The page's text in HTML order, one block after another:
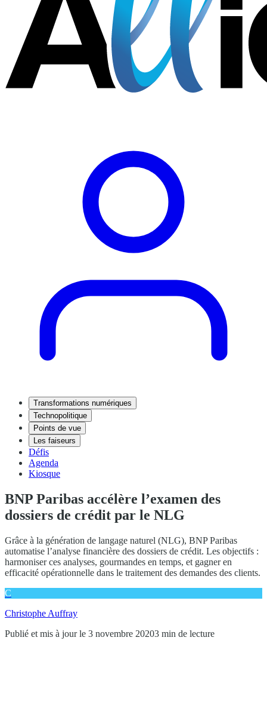
Transformations numériques
Technopolitique
Points de vue
Les faiseurs
Défis
Agenda
Kiosque
BNP Paribas accélère l’examen des
dossiers de crédit par le NLG
Grâce à la génération de langage naturel (NLG), BNP Paribas
automatise l’analyse financière des dossiers de crédit. Les objectifs :
harmoniser ces analyses, gourmandes en temps, et gagner en
efficacité opérationnelle dans le traitement des demandes des clients.
C
Christophe Auffray
Publié et mis à jour le 3 novembre 20203 min de lecture